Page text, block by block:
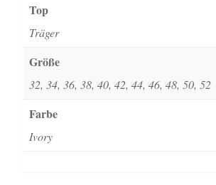
Top
Träger
Größe
32, 34, 36, 38, 40, 42, 44, 46, 48, 50, 52
Farbe
Ivory